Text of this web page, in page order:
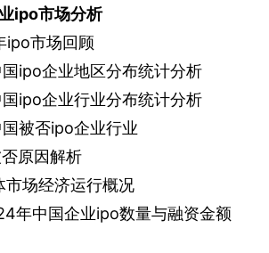
ipo市场分析
ipo市场回顾
ipo企业地区分布统计分析
ipo企业行业分布统计分析
被否ipo企业行业
原因解析
市场经济运行概况
年中国企业ipo数量与融资金额